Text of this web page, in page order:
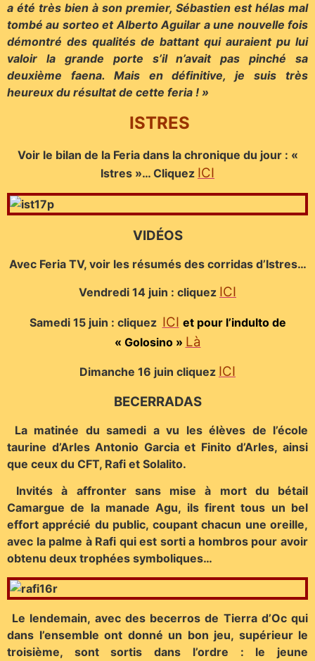
a été très bien à son premier, Sébastien est hélas mal
tombé au sorteo et Alberto Aguilar a une nouvelle fois
démontré des qualités de battant qui auraient pu lui
valoir la grande porte s’il n’avait pas pinché sa
deuxième faena. Mais en définitive, je suis très
heureux du résultat de cette feria ! »
ISTRES
Voir le bilan de la Feria dans la chronique du jour : «
Istres »… Cliquez ICI
VIDÉOS
Avec Feria TV, voir les résumés des corridas d’Istres…
Vendredi 14 juin : cliquez ICI
Samedi 15 juin : cliquez ICI et pour l’indulto de
« Golosino » Là
Dimanche 16 juin cliquez ICI
BECERRADAS
La matinée du samedi a vu les élèves de l’école
taurine d’Arles Antonio Garcia et Finito d’Arles, ainsi
que ceux du CFT, Rafi et Solalito.
Invités à affronter sans mise à mort du bétail
Camargue de la manade Agu, ils firent tous un bel
effort apprécié du public, coupant chacun une oreille,
avec la palme à Rafi qui est sorti a hombros pour avoir
obtenu deux trophées symboliques…
Le lendemain, avec des becerros de Tierra d’Oc qui
dans l’ensemble ont donné un bon jeu, supérieur le
troisième, sont sortis dans l’ordre : le jeune